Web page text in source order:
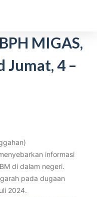
MIGAS,
Jumat, 4 –
informasi
di dalam negeri.
pada dugaan
2024.